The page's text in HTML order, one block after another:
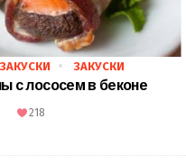
ЗАКУСКИ
с лососем в беконе
218